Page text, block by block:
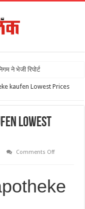
ने भेजी रिपोर्ट
kaufen Lowest Prices
Lowest
Comments Off